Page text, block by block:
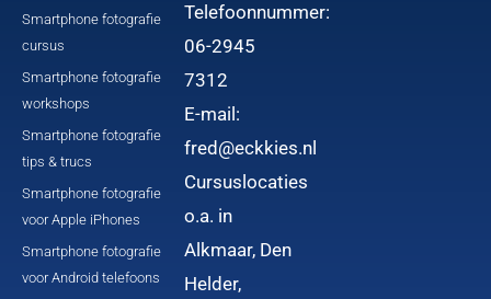
Smartphone fotografie
cursus
Smartphone fotografie
workshops
Smartphone fotografie
tips & trucs
Smartphone fotografie
voor Apple iPhones
Smartphone fotografie
voor Android telefoons
Telefoonnummer:
06-2945
7312
E-mail:
fred@eckkies.nl
Cursuslocaties
o.a. in
Alkmaar, Den
Helder,